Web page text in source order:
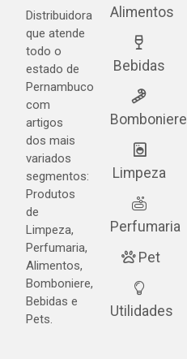
Distribuidora
que atende
todo o
estado de
Pernambuco
com
artigos
dos mais
variados
segmentos:
Produtos
de
Limpeza,
Perfumaria,
Alimentos,
Bomboniere,
Bebidas e
Pets.
Alimentos
Bebidas
Bomboniere
Limpeza
Perfumaria
Pet
Utilidades